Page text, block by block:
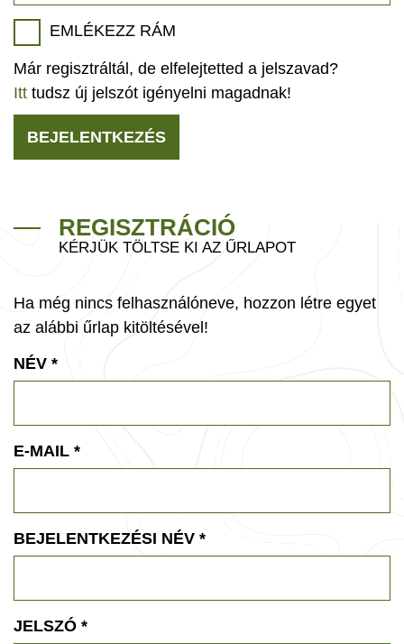
EMLÉKEZZ RÁM
Már regisztráltál, de elfelejtetted a jelszavad?
Itt tudsz új jelszót igényelni magadnak!
BEJELENTKEZÉS
REGISZTRÁCIÓ
KÉRJÜK TÖLTSE KI AZ ŰRLAPOT
Ha még nincs felhasználóneve, hozzon létre egyet
az alábbi űrlap kitöltésével!
NÉV *
E-MAIL *
BEJELENTKEZÉSI NÉV *
JELSZÓ *